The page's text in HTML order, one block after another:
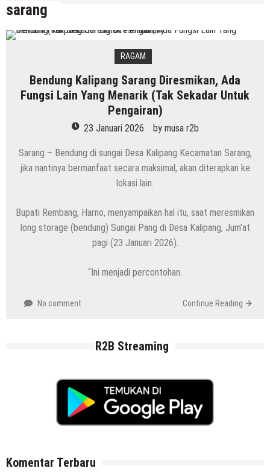
sarang
RAGAM
Bendung Kalipang Sarang Diresmikan, Ada
Fungsi Lain Yang Menarik (Tak Sekadar Untuk
Pengairan)
23 Januari 2026 by musa r2b
Sarang – Bendung di sungai Desa Kalipang Kecamatan Sarang,
jika nantinya bermanfaat secara maksimal, akan diterapkan ke
lokasi lain.
Bupati Rembang, Harno, menyampaikan hal itu, saat meresmikan
long storage (bendung) Sungai Pang di Desa Kalipang, Jum’at
pagi (23 Januari 2026).
“Ini menjadi percontohan.
No comment Continue Reading
R2B Streaming
Komentar Terbaru